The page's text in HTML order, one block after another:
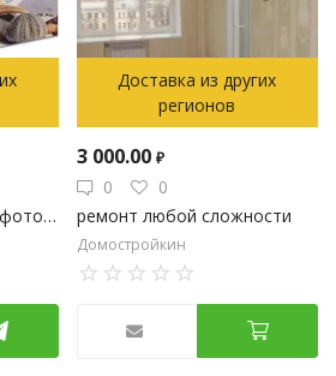
Возможно нанесение фотопечати на конвектор
Доставка из других
регионов
3 000.00 ₽
0
0
ремонт любой сложности
Домостройкин